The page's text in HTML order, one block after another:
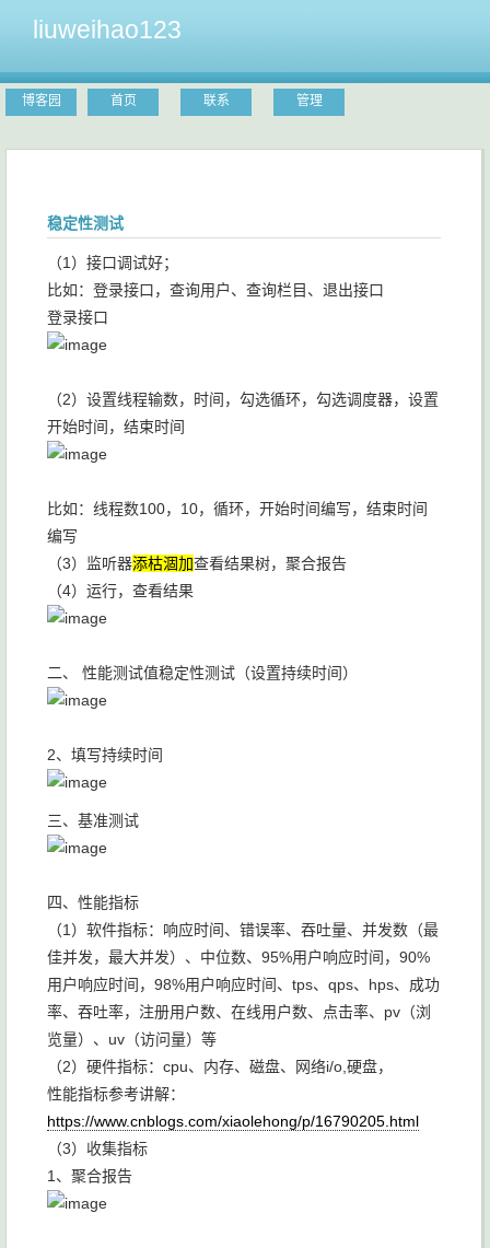
liuweihao123
博客园 首页 联系 管理
稳定性测试
（1）接口调试好；
比如：登录接口，查询用户、查询栏目、退出接口
登录接口
（2）设置线程输数，时间，勾选循环，勾选调度器，设置
开始时间，结束时间
比如：线程数100，10，循环，开始时间编写，结束时间
编写
（3）监听器添枯涸加查看结果树，聚合报告
（4）运行，查看结果
二、 性能测试值稳定性测试（设置持续时间）
2、填写持续时间
三、基准测试
四、性能指标
（1）软件指标：响应时间、错误率、吞吐量、并发数（最
佳并发，最大并发）、中位数、95%用户响应时间，90%
用户响应时间，98%用户响应时间、tps、qps、hps、成功
率、吞吐率，注册用户数、在线用户数、点击率、pv（浏
览量）、uv（访问量）等
（2）硬件指标：cpu、内存、磁盘、网络i/o,硬盘，
性能指标参考讲解：
https://www.cnblogs.com/xiaolehong/p/16790205.html
（3）收集指标
1、聚合报告